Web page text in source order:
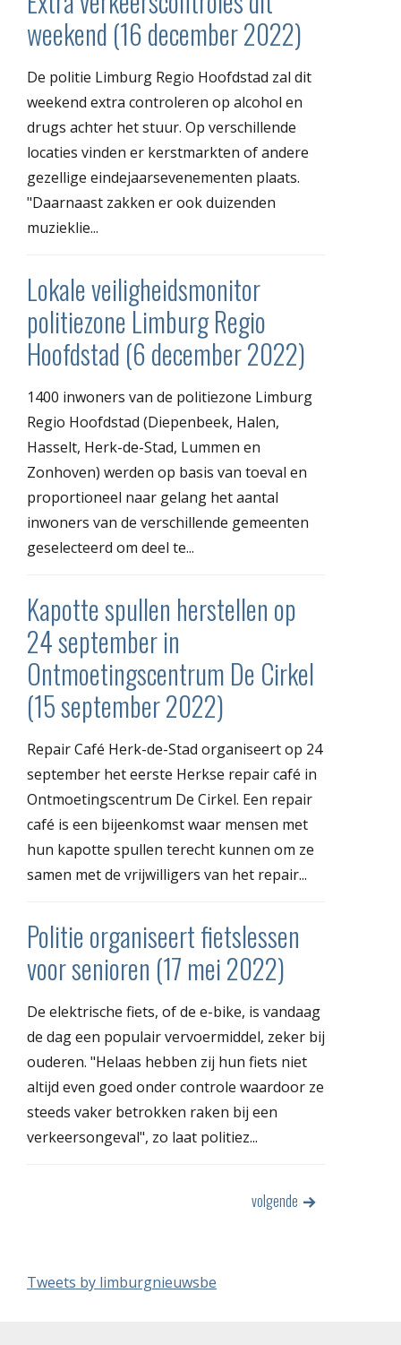
weekend (16 december 2022)
De politie Limburg Regio Hoofdstad zal dit
weekend extra controleren op alcohol en
drugs achter het stuur. Op verschillende
locaties vinden er kerstmarkten of andere
gezellige eindejaarsevenementen plaats.
"Daarnaast zakken er ook duizenden
muzieklie...
Lokale veiligheidsmonitor
politiezone Limburg Regio
Hoofdstad (6 december 2022)
1400 inwoners van de politiezone Limburg
Regio Hoofdstad (Diepenbeek, Halen,
Hasselt, Herk-de-Stad, Lummen en
Zonhoven) werden op basis van toeval en
proportioneel naar gelang het aantal
inwoners van de verschillende gemeenten
geselecteerd om deel te...
Kapotte spullen herstellen op
24 september in
Ontmoetingscentrum De Cirkel
(15 september 2022)
Repair Café Herk-de-Stad organiseert op 24
september het eerste Herkse repair café in
Ontmoetingscentrum De Cirkel. Een repair
café is een bijeenkomst waar mensen met
hun kapotte spullen terecht kunnen om ze
samen met de vrijwilligers van het repair...
Politie organiseert fietslessen
voor senioren (17 mei 2022)
De elektrische fiets, of de e-bike, is vandaag
de dag een populair vervoermiddel, zeker bij
ouderen. "Helaas hebben zij hun fiets niet
altijd even goed onder controle waardoor ze
steeds vaker betrokken raken bij een
verkeersongeval", zo laat politiez...
volgende
Tweets by limburgnieuwsbe